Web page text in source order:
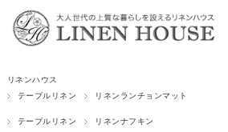
リネンハウス
テーブルリネン
リネンランチョンマット
テーブルリネン リネンナフキン